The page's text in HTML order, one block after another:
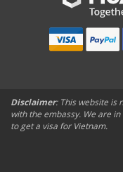
Disclaimer: This website is
with the embassy. We are
to get a visa for Vietnam.